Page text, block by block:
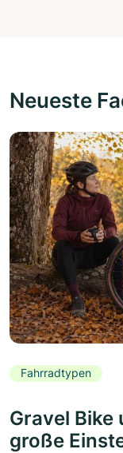
Neueste
Fahrradtypen
Gravel Bike
große